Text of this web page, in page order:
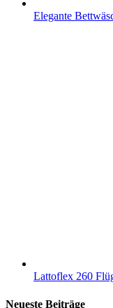
Elegante
Lattoflex 260
Neueste Beiträge